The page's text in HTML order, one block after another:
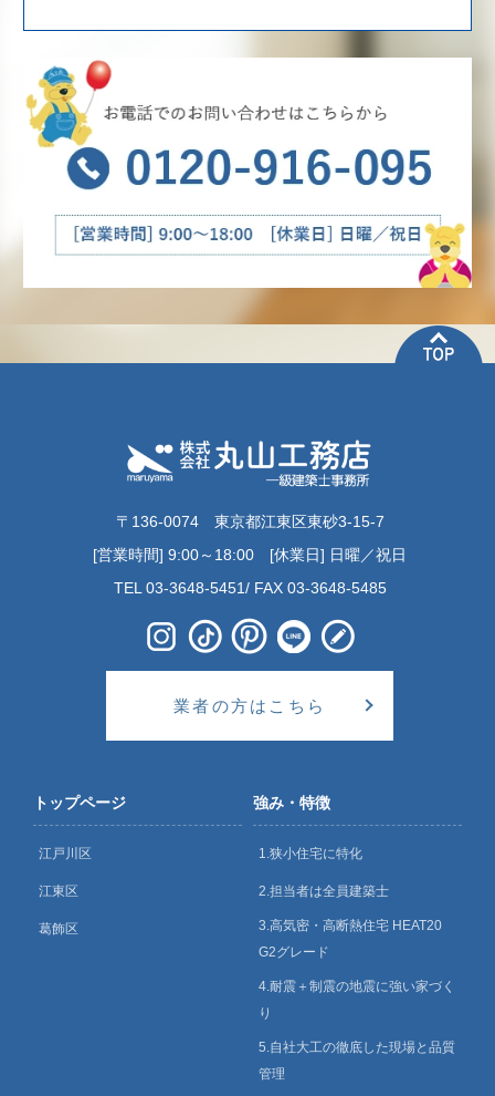
〒136-0074 東京都江東区東砂3-15-7
[営業時間] 9:00～18:00 [休業日] 日曜／祝日
TEL 03-3648-5451/ FAX 03-3648-5485
業者の方はこちら
トップページ
江戸川区
江東区
葛飾区
強み・特徴
1.狭小住宅に特化
2.担当者は全員建築士
3.高気密・高断熱住宅 HEAT20
G2グレード
4.耐震＋制震の地震に強い家づく
り
5.自社大工の徹底した現場と品質
管理